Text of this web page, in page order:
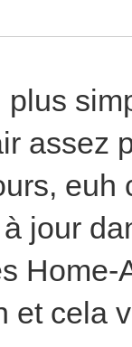
assez
euh
jour
et cela